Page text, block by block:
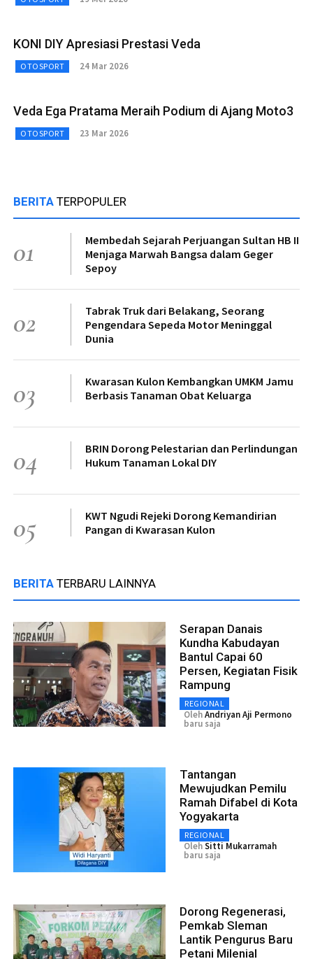
KONI DIY Apresiasi Prestasi Veda
OTOSPORT 24 Mar 2026
Veda Ega Pratama Meraih Podium di Ajang Moto3
OTOSPORT 23 Mar 2026
BERITA TERPOPULER
01
Membedah Sejarah Perjuangan Sultan HB II
Menjaga Marwah Bangsa dalam Geger
Sepoy
02
Tabrak Truk dari Belakang, Seorang
Pengendara Sepeda Motor Meninggal
Dunia
03
Kwarasan Kulon Kembangkan UMKM Jamu
Berbasis Tanaman Obat Keluarga
04
BRIN Dorong Pelestarian dan Perlindungan
Hukum Tanaman Lokal DIY
05
KWT Ngudi Rejeki Dorong Kemandirian
Pangan di Kwarasan Kulon
BERITA TERBARU LAINNYA
Serapan Danais
Kundha Kabudayan
Bantul Capai 60
Persen, Kegiatan Fisik
Rampung
REGIONAL
OlehAndriyan Aji Permono
baru saja
Tantangan
Mewujudkan Pemilu
Ramah Difabel di Kota
Yogyakarta
REGIONAL
OlehSitti Mukarramah
baru saja
Dorong Regenerasi,
Pemkab Sleman
Lantik Pengurus Baru
Petani Milenial